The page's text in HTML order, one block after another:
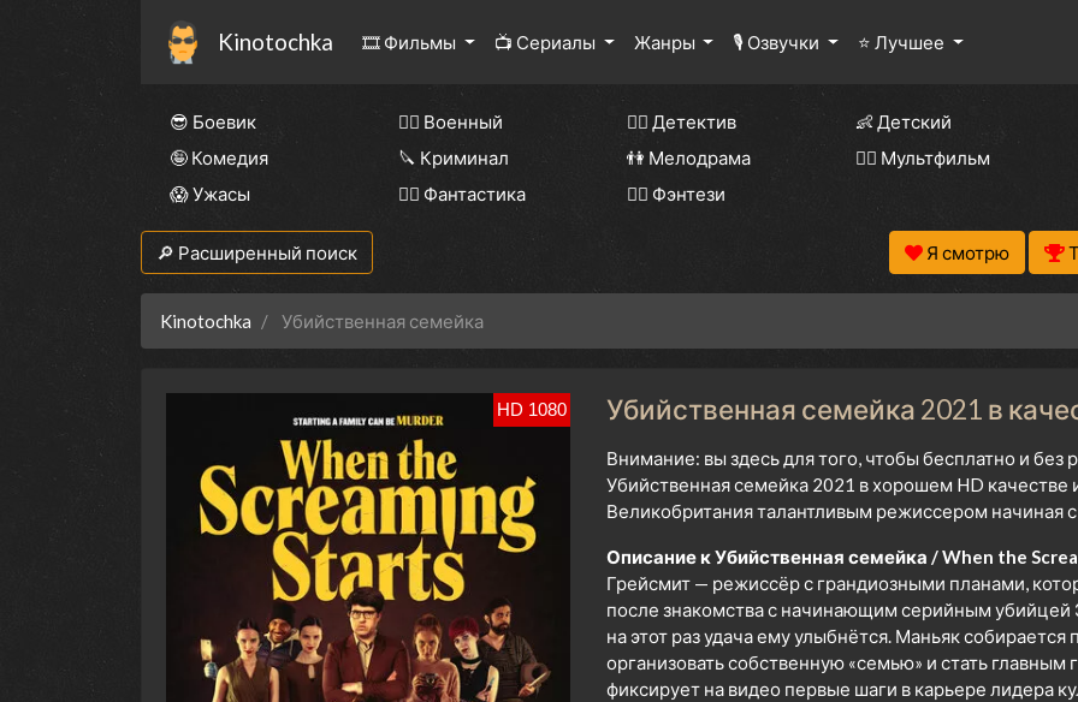
Kinotochka 🎞 Фильмы 📺 Сериалы Жанры 🎙 Озвучки ⭐ Лучшее
😎 Боевик 👨‍✈️ Военный 🕵️‍♂️ Детектив
👶 Детский
🤪 Комедия
🔪 Криминал 👫 Мелодрама
🧚‍♀️ Мультфильм
😱 Ужасы
🧙‍♀️ Фантастика 🧝‍♂️ Фэнтези
🔎 Расширенный поиск Я смотрю
Kinotochka Убийственная семейка
HD 1080 Убийственная семейка 2021 в
Внимание: вы здесь для того, чтобы бесплатно и
Убийственная семейка 2021 в хорошем HD
Великобритания талантливым режиссером начиная
Описание к Убийственная семейка / When the
Грейсмит — режиссёр с грандиозными планами,
после знакомства с начинающим серийным
на этот раз удача ему улыбнётся. Маньяк
организовать собственную «семью» и стать
фиксирует на видео первые шаги в карьере лидера